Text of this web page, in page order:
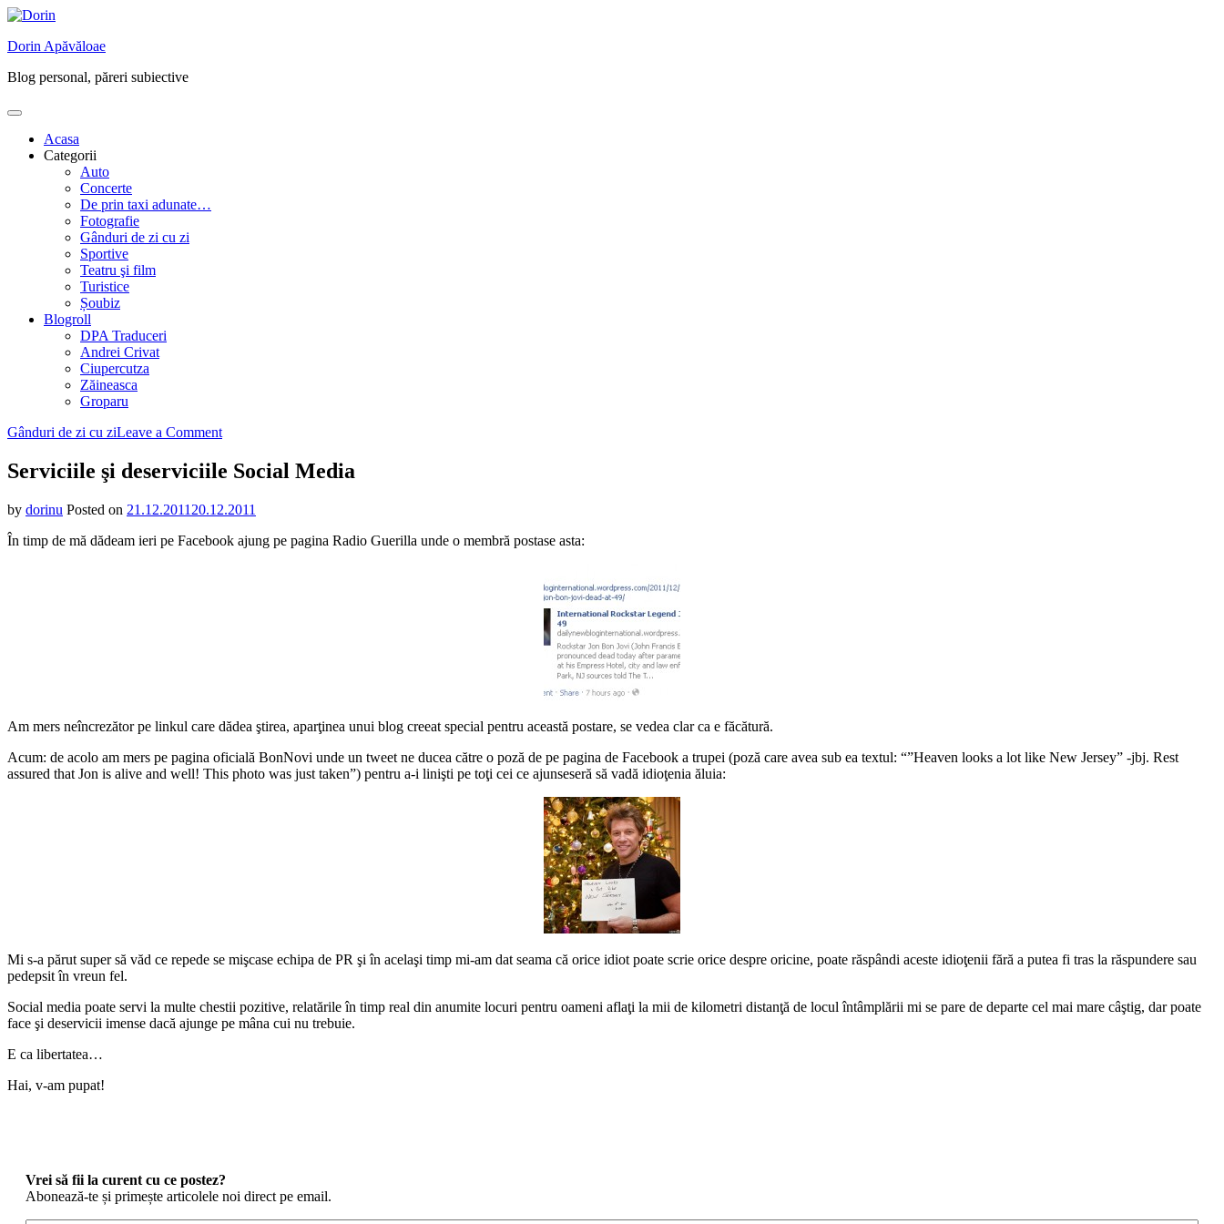
Skip
content
Dorin Apăvăloae
Blog personal, păreri subiective
Acasa
Categorii
Auto
Concerte
De prin taxi adunate…
Fotografie
Gânduri de zi cu zi
Sportive
Teatru şi film
Turistice
Șoubiz
Blogroll
DPA Traduceri
Andrei Crivat
Ciupercutza
Zăineasca
Groparu
Gânduri de zi cu ziLeave a Commenton
deserviciile
Media
Serviciile şi deserviciile Social Media
by dorinu Posted on 21.12.2011 20.12.2011
În timp de mă dădeam ieri pe Facebook ajung pe pagina Radio Guerilla unde o membră postase asta:
Am mers neîncrezător pe linkul care dădea ştirea, aparţinea unui blog creeat special pentru această postare, se vedea clar ca e făcătură.
Acum: de acolo am mers pe pagina oficială BonNovi unde un tweet ne ducea către o poză de pe pagina de Facebook a trupei (poză care avea sub ea textul: “”Heaven looks a lot like New Jersey” -jbj. Rest
assured that Jon is alive and well! This photo was just taken”) pentru a-i linişti pe toţi cei ce ajunseseră să vadă idioţenia ăluia:
Mi s-a părut super să văd ce repede se mişcase echipa de PR şi în acelaşi timp mi-am dat seama că orice idiot poate scrie orice despre oricine, poate răspândi aceste idioţenii fără a putea fi tras la răspundere sau
pedepsit în vreun fel.
Social media poate servi la multe chestii pozitive, relatările în timp real din anumite locuri pentru oameni aflaţi la mii de kilometri distanţă de locul întâmplării mi se pare de departe cel mai mare câştig, dar poate
face şi deservicii imense dacă ajunge pe mâna cui nu trebuie.
E ca libertatea…
Hai, v-am pupat!
Vrei să fii la curent cu ce postez?
Abonează-te și primește articolele noi direct pe email.